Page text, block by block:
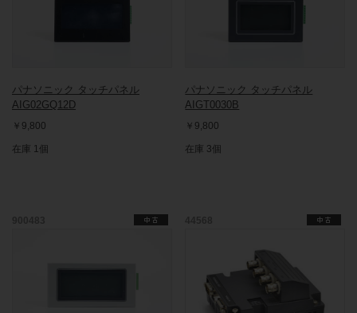
パナソニック タッチパネル
AIG02GQ12D
￥9,800
在庫 1個
パナソニック タッチパネル
AIGT0030B
￥9,800
在庫 3個